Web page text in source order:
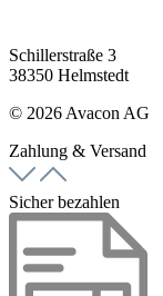
Schillerstraße 3
38350 Helmstedt
© 2026 Avacon AG
Zahlung & Versand
Sicher bezahlen